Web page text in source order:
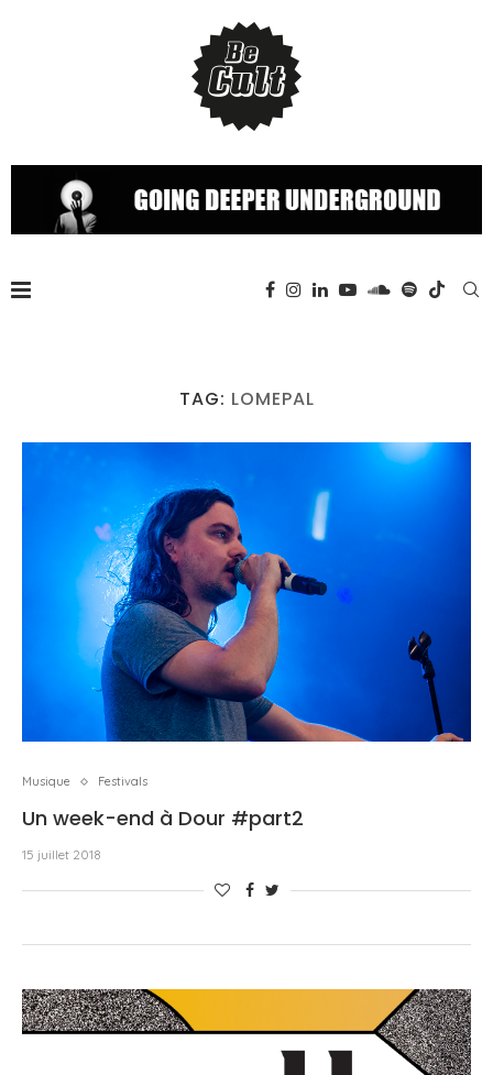
TAG: LOMEPAL
Musique Festivals
Un week-end à Dour #part2
15 juillet 2018